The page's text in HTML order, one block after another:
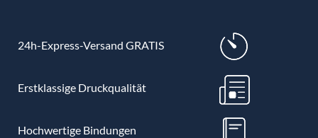
24h-Express-Versand GRATIS
Erstklassige Druckqualität
Hochwertige Bindungen